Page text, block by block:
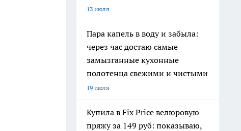
13 июля
Пара капель в воду и забыла:
через час достаю самые
замызганные кухонные
полотенца свежими и чистыми
19 июля
Купила в Fix Price велюровую
пряжу за 149 руб: показываю,